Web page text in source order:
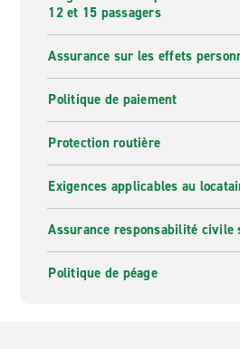
12 et 15 passagers
Assurance sur les effets
Politique de paiement
Protection routière
Exigences applicables au
Assurance responsabilité civile
Politique de péage